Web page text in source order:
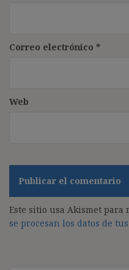
Correo electrónico *
Web
Este sitio usa Akismet para
se procesan los datos de